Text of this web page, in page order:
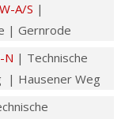
A/S |
| Gernrode
N | Technische
| Hausener Weg